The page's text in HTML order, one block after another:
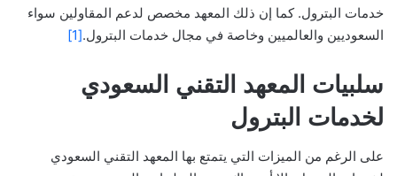
خدمات البترول. كما إن ذلك المعهد مخصص لدعم المقاولين سواء
السعوديين والعالميين وخاصة في مجال خدمات البترول.[1]
سلبيات المعهد التقني السعودي
لخدمات البترول
على الرغم من الميزات التي يتمتع بها المعهد التقني السعودي